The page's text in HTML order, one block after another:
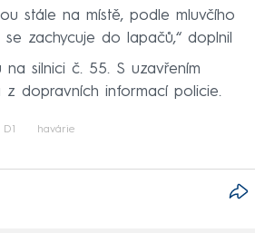
stále na místě, podle mluvčího
zachycuje do lapačů,“ doplnil
silnici č. 55. S uzavřením
dopravních informací policie.
havárie